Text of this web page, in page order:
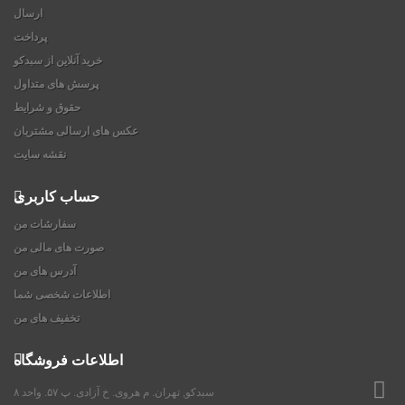
شاخه‌ها
اطلاعات
ارسال
پرداخت
خرید آنلاین از سبدکو
پرسش های متداول
حقوق و شرایط
عکس های ارسالی مشتریان
نقشه سایت
سفارشات من
صورت های مالی من
آدرس های من
اطلاعات شخصی شما
تخفیف های من
سبدکو, تهران. م هروی. خ آزادی. پ ۵۷. واحد ۸